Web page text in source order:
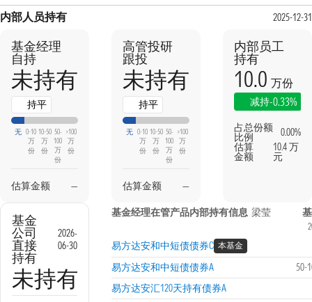
内部人员持有 2025-12-31
基金经理
自持
未持有
持平
无 0-10
万
份
10-50
万
份
50-
100
万
份
>100
万
份
估算金额 —
高管投研
跟投
未持有
持平
无 0-10
万
份
10-50
万
份
50-
100
万
份
>100
万
份
估算金额 —
内部员工
持有
10.0 万份
减持-0.33%
占总份额
比例
0.00%
估算
金额
10.4 万
元
基金
公司
直接
持有
2026-
06-30
未持有
基金经理在管产品内部持有信息 梁莹
易方达安和中短债债券C 本基金
易方达安和中短债债券A
50-
易方达安汇120天持有债券A